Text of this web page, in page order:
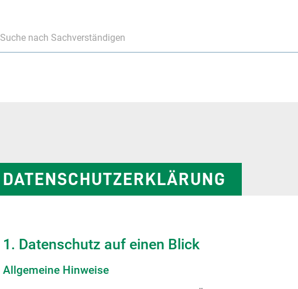
Suche nach Sachverständigen
DATENSCHUTZ­ERKLÄRUNG
1. Datenschutz auf einen Blick
Allgemeine Hinweise